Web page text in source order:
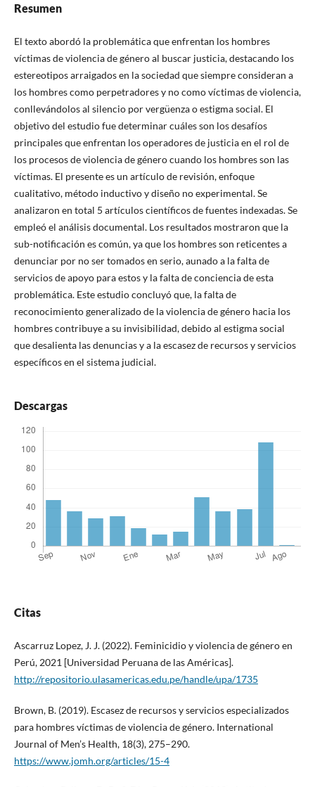
Resumen
El texto abordó la problemática que enfrentan los hombres
víctimas de violencia de género al buscar justicia, destacando los
estereotipos arraigados en la sociedad que siempre consideran a
los hombres como perpetradores y no como víctimas de violencia,
conllevándolos al silencio por vergüenza o estigma social. El
objetivo del estudio fue determinar cuáles son los desafíos
principales que enfrentan los operadores de justicia en el rol de
los procesos de violencia de género cuando los hombres son las
víctimas. El presente es un artículo de revisión, enfoque
cualitativo, método inductivo y diseño no experimental. Se
analizaron en total 5 artículos científicos de fuentes indexadas. Se
empleó el análisis documental. Los resultados mostraron que la
sub-notificación es común, ya que los hombres son reticentes a
denunciar por no ser tomados en serio, aunado a la falta de
servicios de apoyo para estos y la falta de conciencia de esta
problemática. Este estudio concluyó que, la falta de
reconocimiento generalizado de la violencia de género hacia los
hombres contribuye a su invisibilidad, debido al estigma social
que desalienta las denuncias y a la escasez de recursos y servicios
específicos en el sistema judicial.
Descargas
Citas
Ascarruz Lopez, J. J. (2022). Feminicidio y violencia de género en
Perú, 2021 [Universidad Peruana de las Américas].
http://repositorio.ulasamericas.edu.pe/handle/upa/1735
Brown, B. (2019). Escasez de recursos y servicios especializados
para hombres víctimas de violencia de género. International
Journal of Men’s Health, 18(3), 275–290.
https://www.jomh.org/articles/15-4